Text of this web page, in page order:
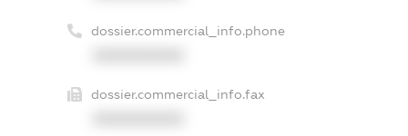
dossier.commercial_info.phone
dossier.commercial_info.fax